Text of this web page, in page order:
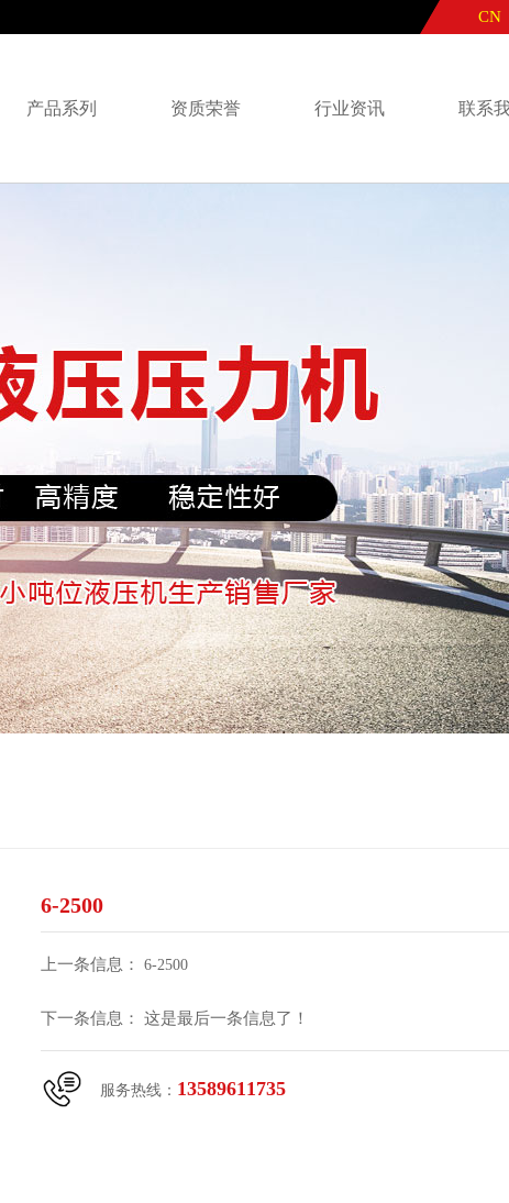
CN
产品系列 资质荣誉 行业资讯 联系
6-2500
上一条信息： 6-2500
下一条信息： 这是最后一条信息了！
服务热线： 13589611735